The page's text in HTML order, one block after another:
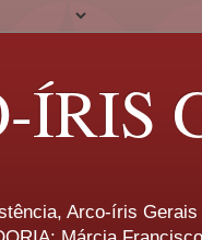
ÍRIS
Arco-íris